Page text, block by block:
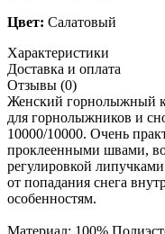
Цвет: Салатовый
Характеристики
Доставка и оплата
Отзывы (0)
Женский горнолыжный
для горнолыжников и
10000/10000. Очень
проклеенными швами,
регулировкой
от попадания снега
особенностям.
Материал: 100%